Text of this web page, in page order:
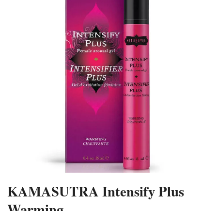
KAMASUTRA Intensify Plus